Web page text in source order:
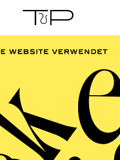
Zum Footer
Tenor Robert Watson
sein Hausdebüt an der